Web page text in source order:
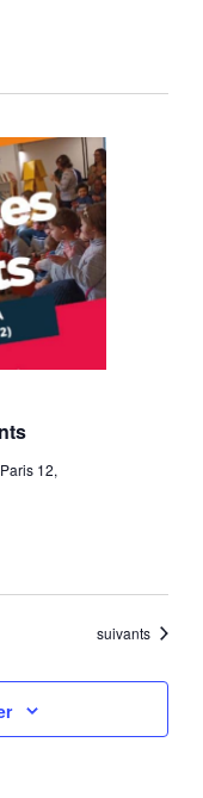
12,
Évènements
suivants